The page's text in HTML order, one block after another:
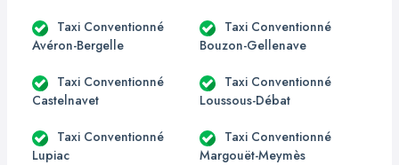
Taxi Conventionné
Avéron-Bergelle
Taxi Conventionné
Bouzon-Gellenave
Taxi Conventionné
Castelnavet
Taxi Conventionné
Loussous-Débat
Taxi Conventionné
Lupiac
Taxi Conventionné
Margouët-Meymès